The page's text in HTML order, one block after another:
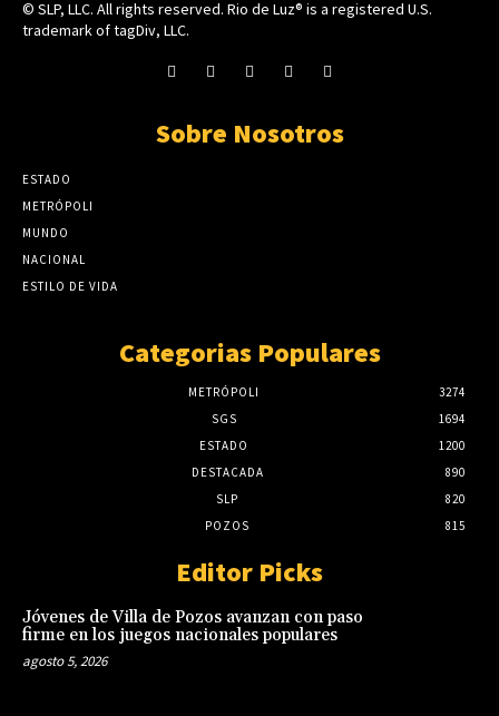
© SLP, LLC. All rights reserved. Rio de Luz® is a registered U.S.
trademark of tagDiv, LLC.
Sobre Nosotros
ESTADO
METRÓPOLI
MUNDO
NACIONAL
ESTILO DE VIDA
Categorias Populares
METRÓPOLI
3274
SGS
1694
ESTADO
1200
DESTACADA
890
SLP
820
POZOS
815
Editor Picks
Jóvenes de Villa de Pozos avanzan con paso
firme en los juegos nacionales populares
agosto 5, 2026